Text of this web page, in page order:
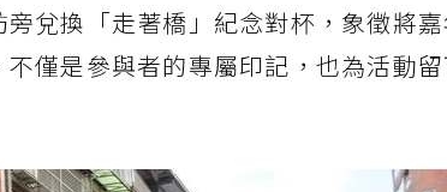
兌換「走著橋」紀念對杯，象徵將
僅是參與者的專屬印記，也為活動